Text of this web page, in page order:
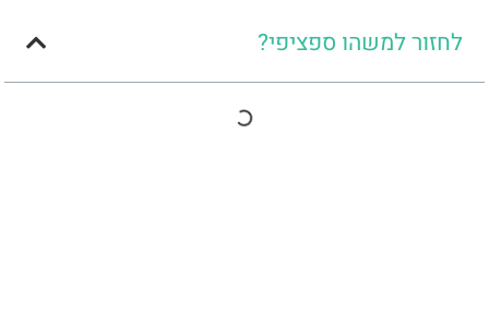
לחזור למשהו ספציפי?